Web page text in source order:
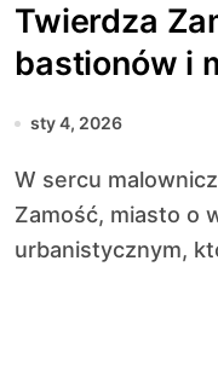
Twierdza
bastionów i
sty 4, 2026
W sercu malowniczej Lubelszczyzny leży
Zamość, miasto o
urbanistycznym,